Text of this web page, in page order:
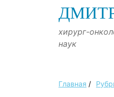
хирург-
наук
Главная /